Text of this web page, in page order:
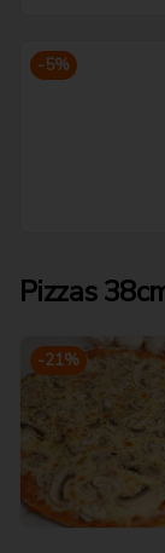
-5%
Pizzas
-21%